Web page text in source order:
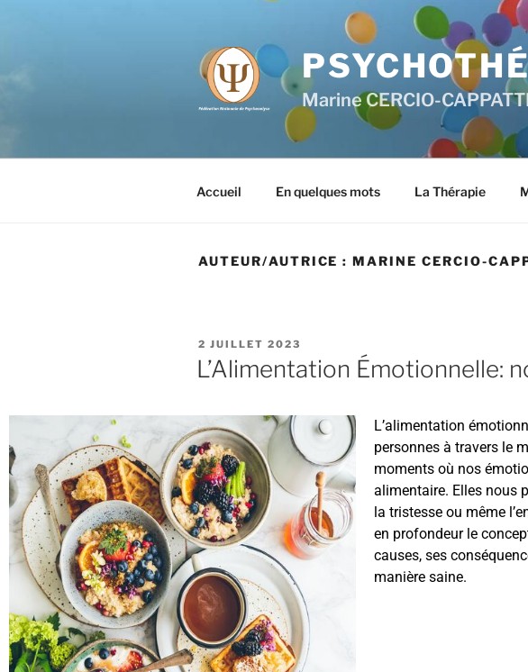
Marine CERCIO-
Accueil En quelques mots La Thérapie
AUTEUR/AUTRICE :MARINE CERCIO-
2 JUILLET 2023
L’Alimentation Émotionnelle:
L’alimentation
personnes à travers le
moments où nos
alimentaire. Elles nous
la tristesse ou même
en profondeur le
causes, ses
manière saine.